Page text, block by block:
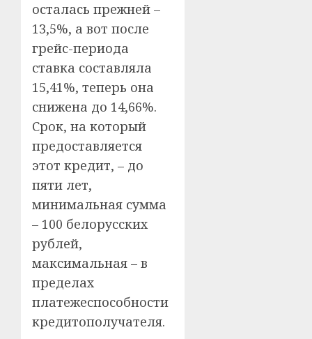
осталась прежней –
13,5%, а вот после
грейс-периода
ставка составляла
15,41%, теперь она
снижена до 14,66%.
Срок, на который
предоставляется
этот кредит, – до
пяти лет,
минимальная сумма
– 100 белорусских
рублей,
максимальная – в
пределах
платежеспособности
кредитополучателя.